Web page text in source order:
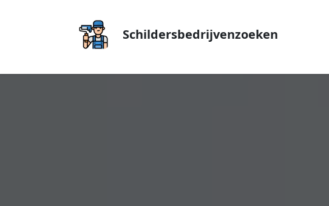
Schildersbedrijvenzoeken